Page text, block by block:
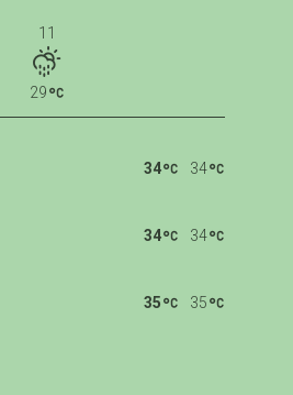
11
29
34
34
34
34
35
35